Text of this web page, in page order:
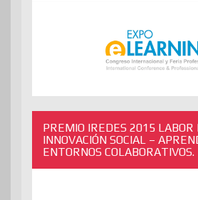
PREMIO IREDES 2015
INNOVACIÓN SOCIAL –
ENTORNOS COLABORATIVOS.